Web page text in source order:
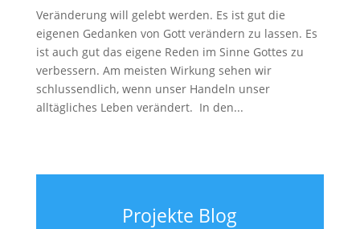
Veränderung will gelebt werden. Es ist gut die
eigenen Gedanken von Gott verändern zu lassen. Es
ist auch gut das eigene Reden im Sinne Gottes zu
verbessern. Am meisten Wirkung sehen wir
schlussendlich, wenn unser Handeln unser
alltägliches Leben verändert. In den...
Projekte Blog